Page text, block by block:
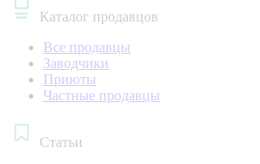
Каталог продавцов
Все продавцы
Заводчики
Приюты
Частные продавцы
Статьи